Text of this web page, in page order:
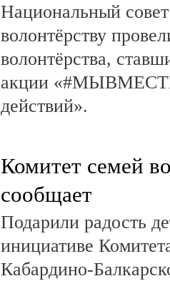
Национальный
волонтёрству
волонтёрства,
акции
действий».
Комитет семей
сообщает
Подарили радость
инициативе
Кабардино-